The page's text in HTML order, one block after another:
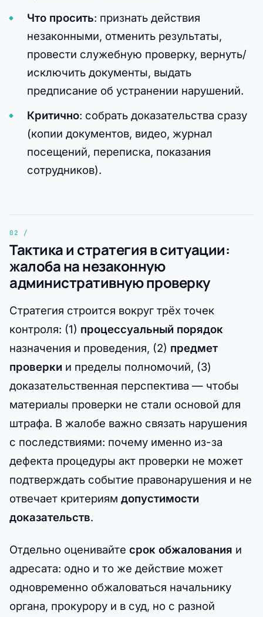
Что просить: признать действия
незаконными, отменить результаты,
провести служебную проверку, вернуть/
исключить документы, выдать
предписание об устранении нарушений.
Критично: собрать доказательства сразу
(копии документов, видео, журнал
посещений, переписка, показания
сотрудников).
Тактика и стратегия в ситуации:
жалоба на незаконную
административную проверку
Стратегия строится вокруг трёх точек
контроля: (1) процессуальный порядок
назначения и проведения, (2) предмет
проверки и пределы полномочий, (3)
доказательственная перспектива — чтобы
материалы проверки не стали основой для
штрафа. В жалобе важно связать нарушения
с последствиями: почему именно из-за
дефекта процедуры акт проверки не может
подтверждать событие правонарушения и не
отвечает критериям допустимости
доказательств.
Отдельно оценивайте срок обжалования и
адресата: одно и то же действие может
одновременно обжаловаться начальнику
органа, прокурору и в суд, но с разной